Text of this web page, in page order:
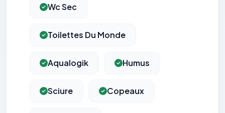
Wc Sec
Toilettes Du Monde
Aqualogik Humus
Sciure Copeaux